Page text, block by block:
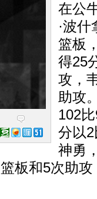
在公
·波
篮板
得25
攻，
助攻
102
分以
神勇
板和5次助